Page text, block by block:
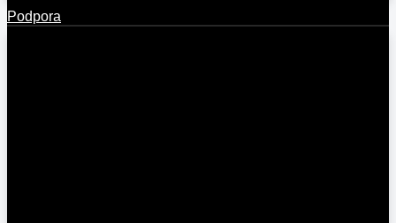
Podpora